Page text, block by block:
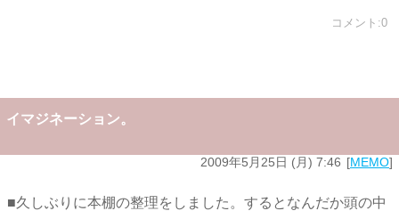
コメント:0
イマジネーション。
2009年5月25日 (月) 7:46 MEMO
■久しぶりに本棚の整理をしました。するとなんだか頭の中